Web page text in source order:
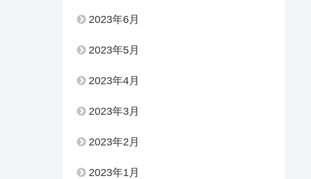
2023年6月
2023年5月
2023年4月
2023年3月
2023年2月
2023年1月